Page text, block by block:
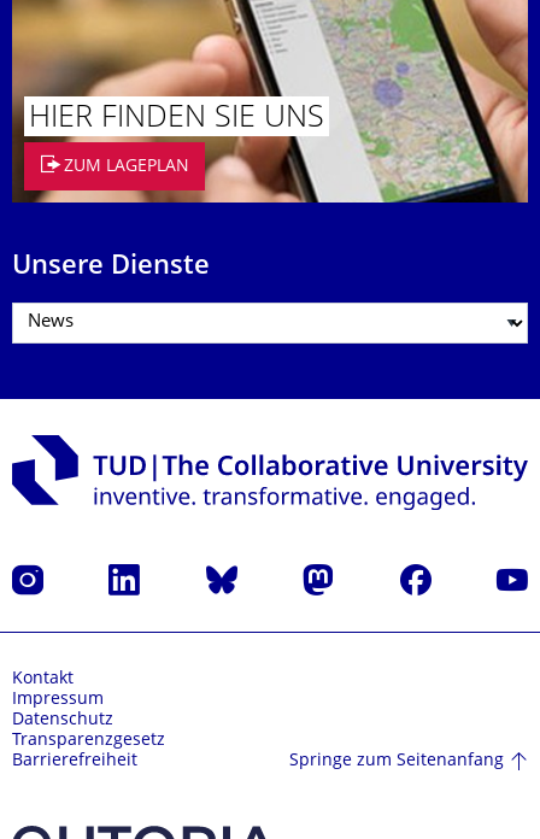
HIER FINDEN SIE UNS
ZUM LAGEPLAN
Unsere Dienste
Instagram LinkedIn Bluesky Mastodon Facebook
Kontakt
Impressum
Datenschutz
Transparenzgesetz
Barrierefreiheit
Springe zum Seitenanfang